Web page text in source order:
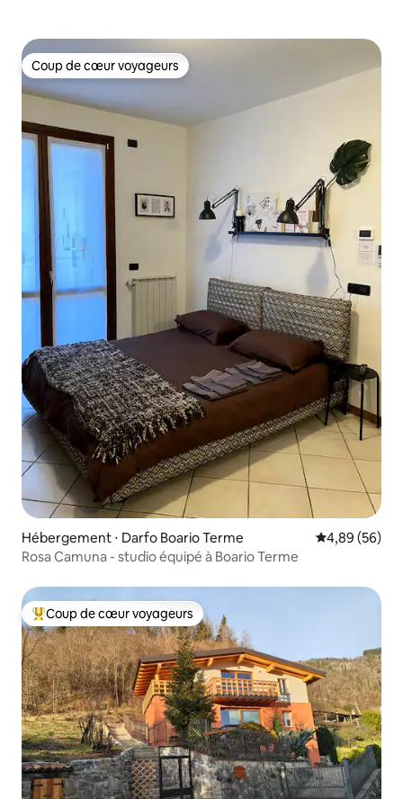
Coup de cœur voyageurs
Coup de cœur voyageurs
Hébergement ⋅ Darfo Boario Terme Évaluation
4,89 (56)
Rosa Camuna - studio équipé à Boario Terme
Coups de cœur voyageurs les plus appréciés
Coup de cœur voyageurs